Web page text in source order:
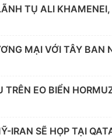
TỤ ALI
MẠI VỚI TÂY BAN
TRÊN EO BIỂN
IRAN SẼ HỌP TẠI